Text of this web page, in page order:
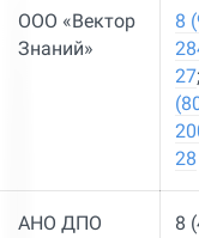
ООО «Вектор
Знаний»
8
27;
28
АНО ДПО
8